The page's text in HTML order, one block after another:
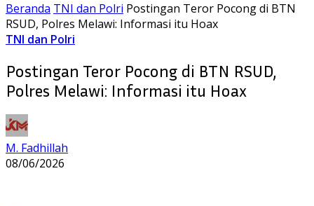
Beranda TNI dan Polri Postingan Teror Pocong di BTN
RSUD, Polres Melawi: Informasi itu Hoax
TNI dan Polri
Postingan Teror Pocong di BTN RSUD,
Polres Melawi: Informasi itu Hoax
M. Fadhillah
08/06/2026